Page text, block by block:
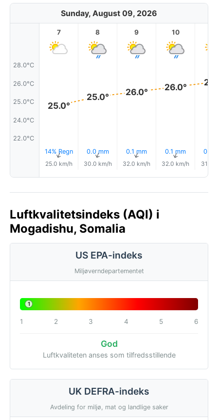
Sunday, August 09, 2026
28.0°C
26.0°C
25.0°C
24.0°C
22.0°C
7
25.0°
14% Regn
↑
25.0 km/h
8
25.0°
0.0 mm
↑
30.0 km/h
9
26.0°
0.1 mm
↑
32.0 km/h
10
26.0°
0.1 mm
↑
32.0 km/h
0.0
31.0
Luftkvalitetsindeks (AQI) i
Mogadishu, Somalia
US EPA-indeks
Miljøverndepartementet
1
1 2 3 4 5 6
God
Luftkvaliteten anses som tilfredsstillende
UK DEFRA-indeks
Avdeling for miljø, mat og landlige saker